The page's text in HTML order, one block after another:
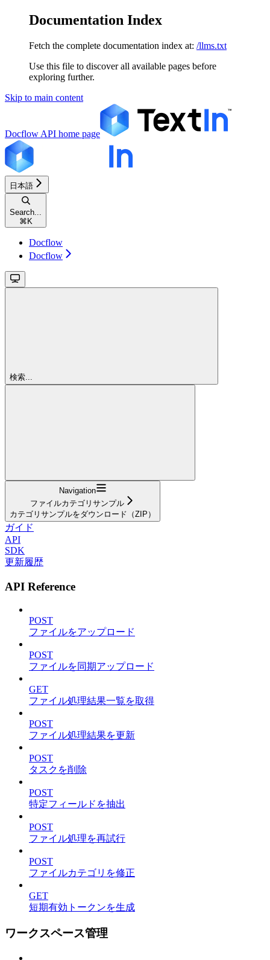
Documentation Index
Fetch the complete documentation index at: /llms.txt
Use this file to discover all available pages before
exploring further.
Skip to main content
Docflow API home page
日本語
Search...
⌘ K
Docflow
Docflow
検索...
Navigation
ファイルカテゴリサンプル
カテゴリサンプルをダウンロード（ZIP）
ガイド
API
SDK
更新履歴
API Reference
POST
ファイルをアップロード
POST
ファイルを同期アップロード
GET
ファイル処理結果一覧を取得
POST
ファイル処理結果を更新
POST
タスクを削除
POST
特定フィールドを抽出
POST
ファイル処理を再試行
POST
ファイルカテゴリを修正
GET
短期有効トークンを生成
ワークスペース管理